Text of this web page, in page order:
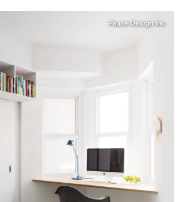
Pause Design Inc.